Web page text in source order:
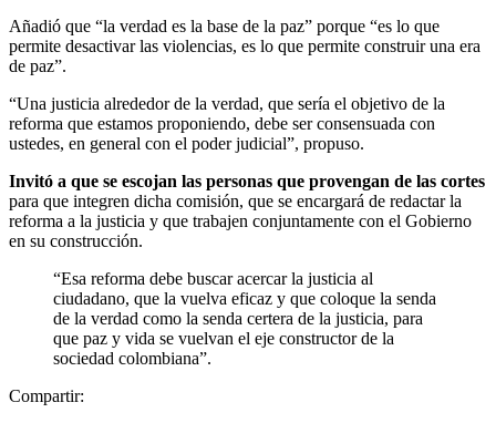
Añadió que “la verdad es la base de la paz” porque “es lo que
permite desactivar las violencias, es lo que permite construir una era
de paz”.
“Una justicia alrededor de la verdad, que sería el objetivo de la
reforma que estamos proponiendo, debe ser consensuada con
ustedes, en general con el poder judicial”, propuso.
Invitó a que se escojan las personas que provengan de las cortes
para que integren dicha comisión, que se encargará de redactar la
reforma a la justicia y que trabajen conjuntamente con el Gobierno
en su construcción.
“Esa reforma debe buscar acercar la justicia al
ciudadano, que la vuelva eficaz y que coloque la senda
de la verdad como la senda certera de la justicia, para
que paz y vida se vuelvan el eje constructor de la
sociedad colombiana”.
Compartir: